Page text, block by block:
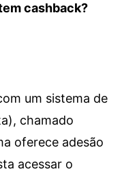
cashback?
um sistema de
chamado
oferece adesão
acessar o